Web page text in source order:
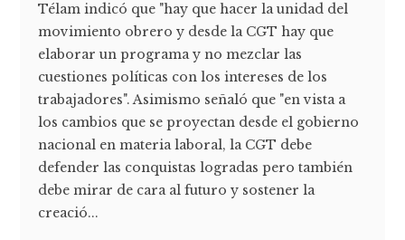
Télam indicó que "hay que hacer la unidad del
movimiento obrero y desde la CGT hay que
elaborar un programa y no mezclar las
cuestiones políticas con los intereses de los
trabajadores". Asimismo señaló que "en vista a
los cambios que se proyectan desde el gobierno
nacional en materia laboral, la CGT debe
defender las conquistas logradas pero también
debe mirar de cara al futuro y sostener la
creació...